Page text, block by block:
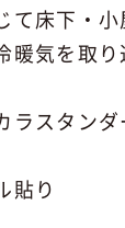
て床下・
気を取り
ラスタンダ
貼り